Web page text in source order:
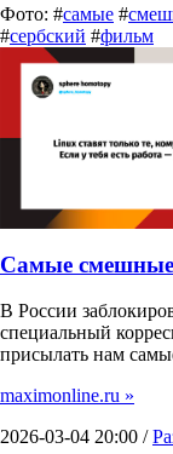
Фото: #самые #
#сербский #фильм
Самые смешные
В России
специальный
присылать нам
maximonline.ru »
2026-03-04 20:00 /